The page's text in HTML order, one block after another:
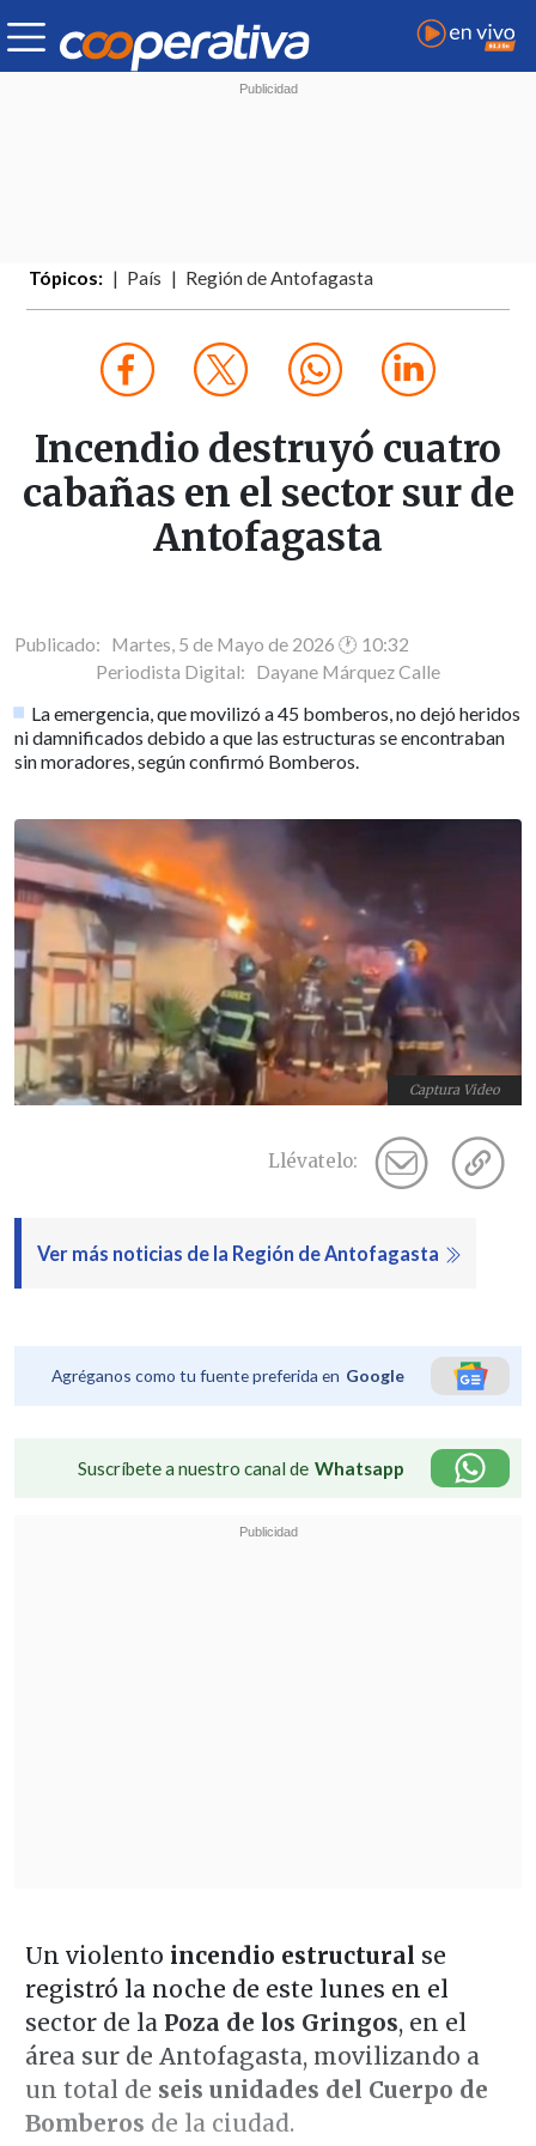
Tópicos: País Región de Antofagasta
Incendio destruyó cuatro
cabañas en el sector sur de
Antofagasta
Publicado: Martes, 5 de Mayo de 2026 🕐 10:32
Periodista Digital:
Dayane Márquez Calle
La emergencia, que movilizó a 45 bomberos, no dejó heridos
ni damnificados debido a que las estructuras se encontraban
sin moradores, según confirmó Bomberos.
Captura Video
Llévatelo:
Ver más noticias de la Región de Antofagasta
Agréganos como tu fuente preferida en Google
Suscríbete a nuestro canal de Whatsapp
Un violento incendio estructural se
registró la noche de este lunes en el
sector de la Poza de los Gringos, en el
área sur de Antofagasta, movilizando a
un total de seis unidades del Cuerpo de
Bomberos de la ciudad.